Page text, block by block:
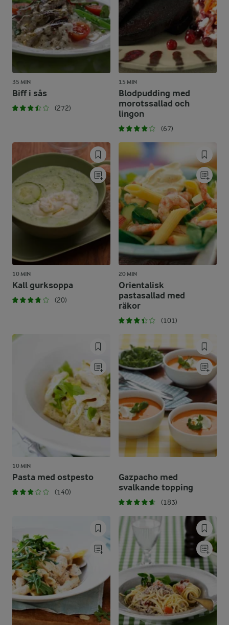
35 MIN
Biff i sås
(272)
15 MIN
Blodpudding med
morotssallad och
lingon
(67)
10 MIN
Kall gurksoppa
(20)
20 MIN
Orientalisk
pastasallad med
räkor
(101)
10 MIN
Pasta med ostpesto
(140)
Gazpacho med
svalkande topping
(183)